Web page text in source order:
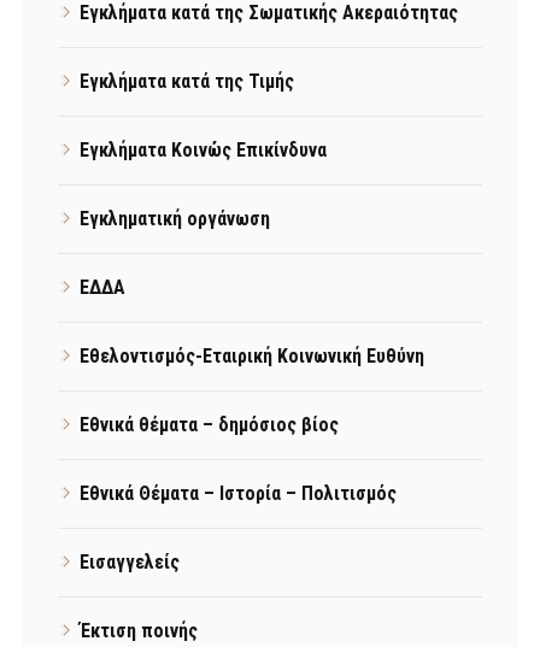
Εγκλήματα κατά της Σωματικής Ακεραιότητας
Εγκλήματα κατά της Τιμής
Εγκλήματα Κοινώς Επικίνδυνα
Εγκληματική οργάνωση
ΕΔΔΑ
Εθελοντισμός-Εταιρική Κοινωνική Ευθύνη
Εθνικά θέματα – δημόσιος βίος
Εθνικά Θέματα – Ιστορία – Πολιτισμός
Εισαγγελείς
Έκτιση ποινής